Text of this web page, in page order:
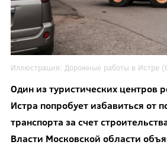
Иллюстрация: Дорожные работы в Истре
Один из туристических центров
Истра попробует избавиться от
транспорта за счет
Власти Московской области